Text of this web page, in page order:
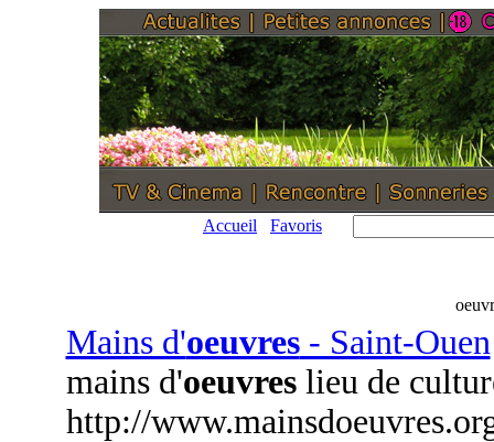
Accueil Favoris
Mains d'oeuvres- Saint-Ouen
mains d'oeuvreslieu de
http://